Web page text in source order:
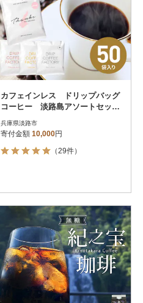
カフェインレス ドリップバッグ
コーヒー 淡路島アソートセッ
12
兵庫県淡路市
寄付金額 10,000円
（29件）